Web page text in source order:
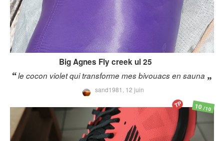
Big Agnes Fly creek ul 25
le cocon violet qui transforme mes bivouacs en sauna
sand1981, 12 juin
10/10
TP